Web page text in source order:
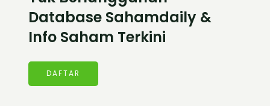
Database Sahamdaily &
Info Saham Terkini
DAFTAR